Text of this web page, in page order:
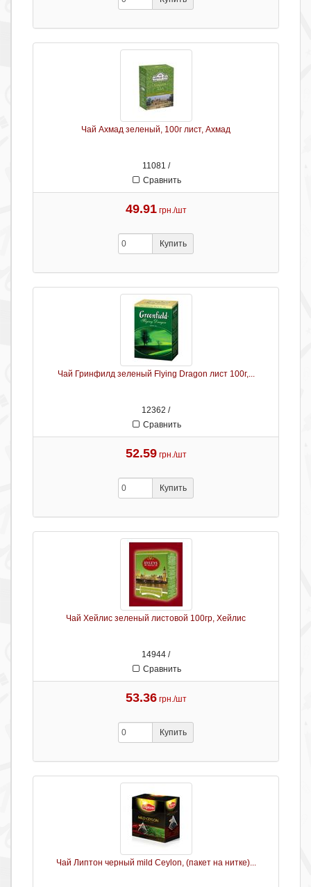
Чай Ахмад зеленый, 100г лист, Ахмад
11081 /
Сравнить
49.91 грн./шт
Купить
Чай Гринфилд зеленый Flying Dragon лист 100г,...
12362 /
Сравнить
52.59 грн./шт
Купить
Чай Хейлис зеленый листовой 100гр, Хейлис
14944 /
Сравнить
53.36 грн./шт
Купить
Чай Липтон черный mild Ceylon, (пакет на нитке)...